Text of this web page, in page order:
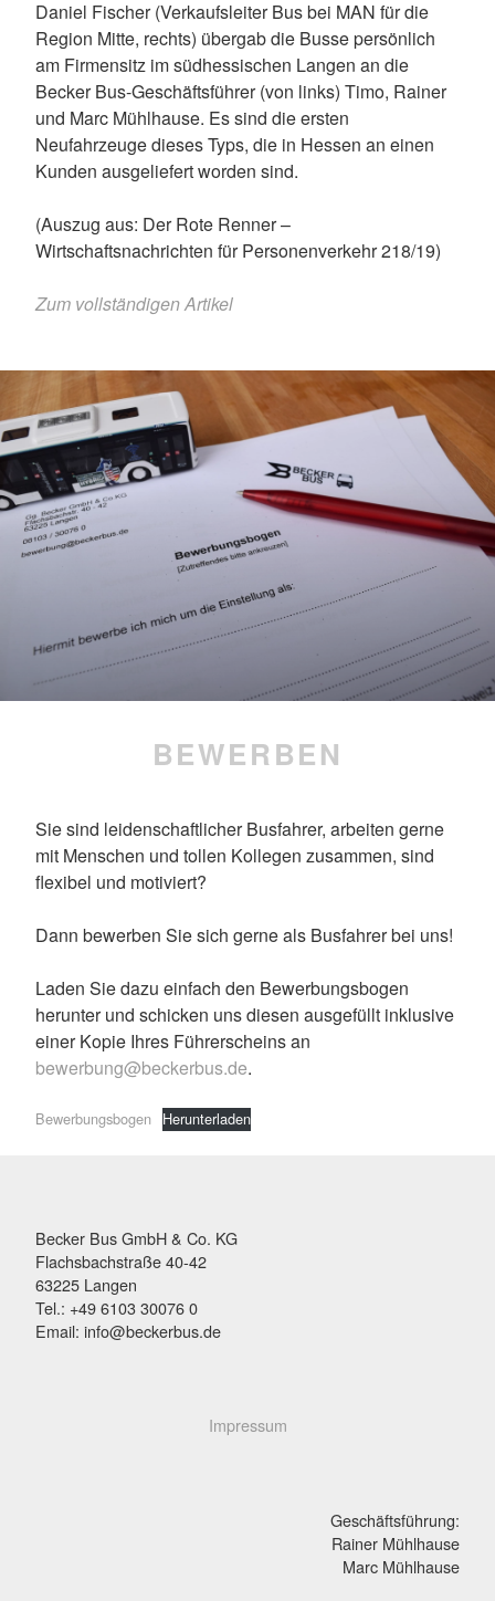
Daniel Fischer (Verkaufsleiter Bus bei MAN für die
Region Mitte, rechts) übergab die Busse persönlich
am Firmensitz im südhessischen Langen an die
Becker Bus-Geschäftsführer (von links) Timo, Rainer
und Marc Mühlhause. Es sind die ersten
Neufahrzeuge dieses Typs, die in Hessen an einen
Kunden ausgeliefert worden sind.
(Auszug aus: Der Rote Renner –
Wirtschaftsnachrichten für Personenverkehr 218/19)
Zum vollständigen Artikel
BEWERBEN
Sie sind leidenschaftlicher Busfahrer, arbeiten gerne
mit Menschen und tollen Kollegen zusammen, sind
flexibel und motiviert?
Dann bewerben Sie sich gerne als Busfahrer bei uns!
Laden Sie dazu einfach den Bewerbungsbogen
herunter und schicken uns diesen ausgefüllt inklusive
einer Kopie Ihres Führerscheins an
bewerbung@beckerbus.de.
Bewerbungsbogen Herunterladen
Becker Bus GmbH & Co. KG
Flachsbachstraße 40-42
63225 Langen
Tel.: +49 6103 30076 0
Email: info@beckerbus.de
Impressum
Geschäftsführung:
Rainer Mühlhause
Marc Mühlhause